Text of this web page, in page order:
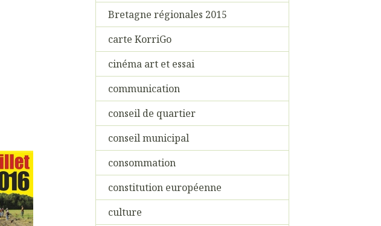
Bretagne régionales 2015
carte KorriGo
cinéma art et essai
communication
conseil de quartier
conseil municipal
consommation
constitution européenne
culture